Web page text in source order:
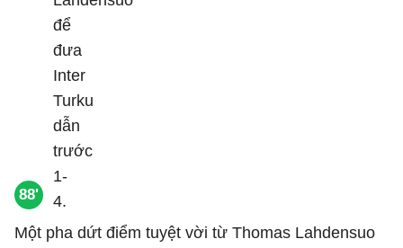
88'
Một pha dứt điểm tuyệt vời từ Thomas Lahdensuo